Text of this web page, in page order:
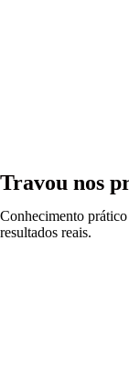
Travou nos
Conhecimento
resultados reais.